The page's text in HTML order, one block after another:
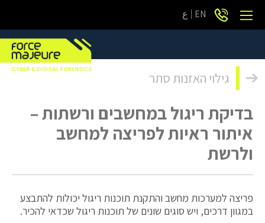
EN ع
גילוי האזנות סתר
בדיקת ריגול במחשבים ורשתות –
איתור ראיות לפריצה למחשב
ולרשת
פריצה למערכות מחשב והתקנת תוכנות ריגול יכולות להתבצע
במגוון דרכים, ויש סוגים שונים של תוכנות ריגול שכדאי להכיר.